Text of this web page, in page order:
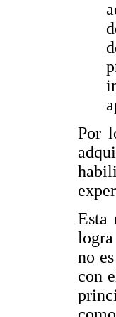
Por
Esta
no
con